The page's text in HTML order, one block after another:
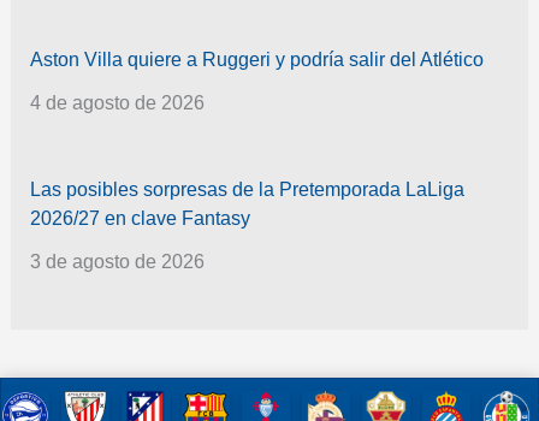
Aston Villa quiere a Ruggeri y podría salir del Atlético
4 de agosto de 2026
Las posibles sorpresas de la Pretemporada LaLiga
2026/27 en clave Fantasy
3 de agosto de 2026